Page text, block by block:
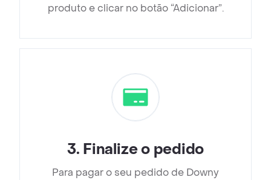
produto e clicar no botão “Adicionar”.
3. Finalize o pedido
Para pagar o seu pedido de Downy